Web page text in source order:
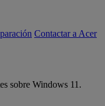
Contactar a Acer
sobre Windows 11.